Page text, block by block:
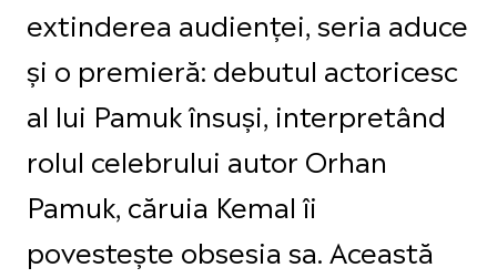
extinderea audienței, seria aduce
și o premieră: debutul actoricesc
al lui Pamuk însuși, interpretând
rolul celebrului autor Orhan
Pamuk, căruia Kemal îi
povestește obsesia sa. Această